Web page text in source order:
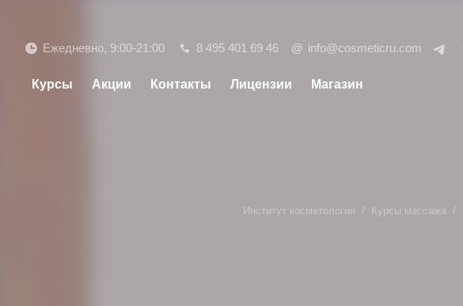
Ежедневно, 9:00-21:00 8 495 401 69 46 @ info@cosmeticru.com
Курсы Акции Контакты Лицензии Магазин
Институт косметологии Курсы массажа